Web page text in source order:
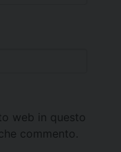
web in questo
commento.